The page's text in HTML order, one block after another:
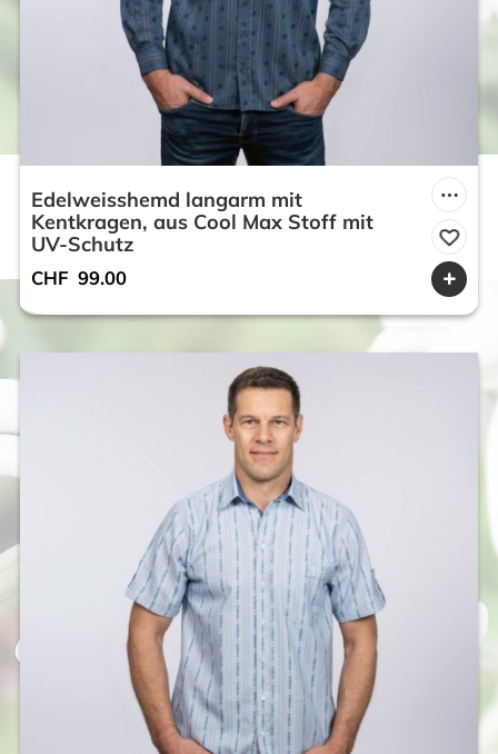
Edelweisshemd langarm mit
Kentkragen, aus Cool Max Stoff mit
UV-Schutz
CHF 99.00